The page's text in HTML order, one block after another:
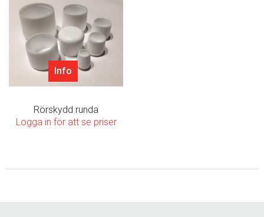
Info
Rörskydd runda
Logga in för att se priser